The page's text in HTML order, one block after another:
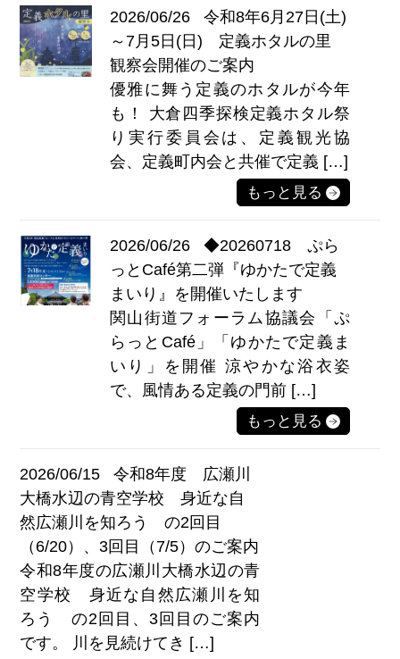
2026/06/26
令和8年6月27日(土)
～7月5日(日) 定義ホタルの里
観察会開催のご案内
優雅に舞う定義のホタルが今年
も！ 大倉四季探検定義ホタル祭
り実行委員会は、定義観光協
会、定義町内会と共催で定義 […]
もっと見る
2026/06/26
◆20260718 ぷら
っとCafé第二弾『ゆかたで定義
まいり』を開催いたします
関山街道フォーラム協議会「ぷ
らっとCafé」「ゆかたで定義ま
いり」を開催 涼やかな浴衣姿
で、風情ある定義の門前 […]
もっと見る
2026/06/15
令和8年度 広瀬川
大橋水辺の青空学校 身近な自
然広瀬川を知ろう の2回目
（6/20）、3回目（7/5）のご案内
令和8年度の広瀬川大橋水辺の青
空学校 身近な自然広瀬川を知
ろう の2回目、3回目のご案内
です。 川を見続けてき […]